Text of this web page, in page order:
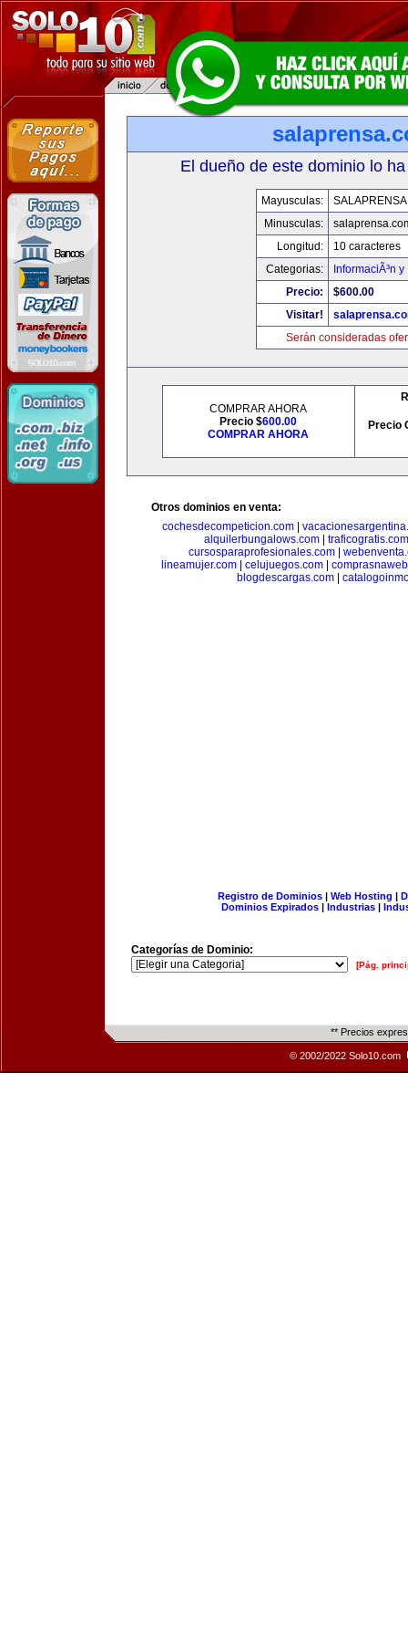
El dueño de este dominio lo
Mayusculas:
Minusculas:
Longitud:
10 caracteres
Categorias:
InformaciÃ³n
Precio:
$600.00
Visitar!
Serán consideradas
COMPRAR AHORA
Precio $600.00
COMPRAR AHORA
Precio
Otros dominios en venta:
cochesdecompeticion.com
alquilerbungalows.com| traficogratis.com
cursosparaprofesionales.com|
lineamujer.com| celujuegos.com|
blogdescargas.com|
Registro de Dominios| Web Hosting |
Dominios Expirados | Industrias |
Categorías de Dominio:
[Pág.
** Precios
© 2002/2022 Solo10.com